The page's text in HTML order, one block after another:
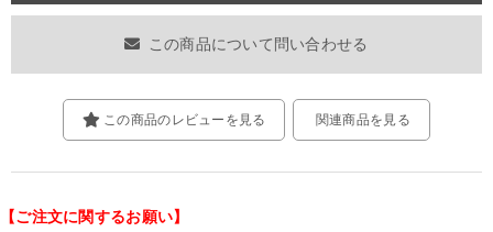
この商品について問い合わせる
関連商品を見る
この商品のレビューを見る
【ご注文に関するお願い】